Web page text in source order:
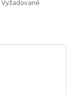
Vyžadované